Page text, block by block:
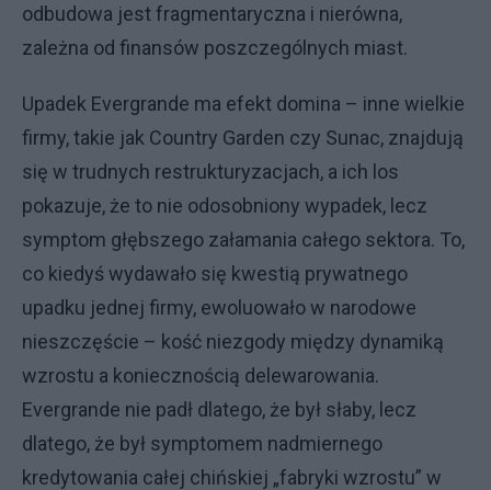
odbudowa jest fragmentaryczna i nierówna,
zależna od finansów poszczególnych miast.
Upadek Evergrande ma efekt domina – inne wielkie
firmy, takie jak Country Garden czy Sunac, znajdują
się w trudnych restrukturyzacjach, a ich los
pokazuje, że to nie odosobniony wypadek, lecz
symptom głębszego załamania całego sektora. To,
co kiedyś wydawało się kwestią prywatnego
upadku jednej firmy, ewoluowało w narodowe
nieszczęście – kość niezgody między dynamiką
wzrostu a koniecznością delewarowania.
Evergrande nie padł dlatego, że był słaby, lecz
dlatego, że był symptomem nadmiernego
kredytowania całej chińskiej „fabryki wzrostu” w